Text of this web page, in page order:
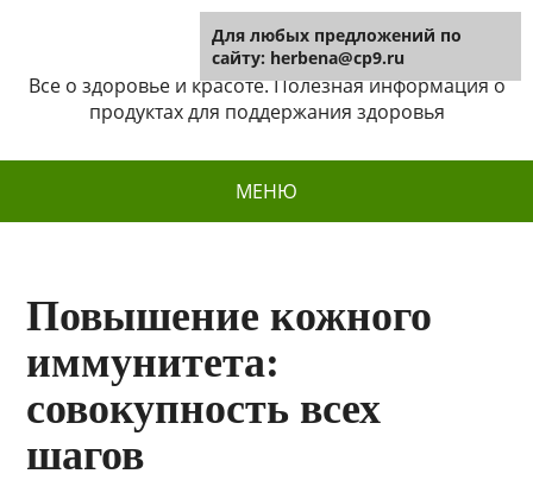
Herbena
Все о здоровье и красоте. Полезная информация о
продуктах для поддержания здоровья
МЕНЮ
Повышение кожного
иммунитета:
совокупность всех
шагов
Для любых предложений по
сайту: herbena@cp9.ru